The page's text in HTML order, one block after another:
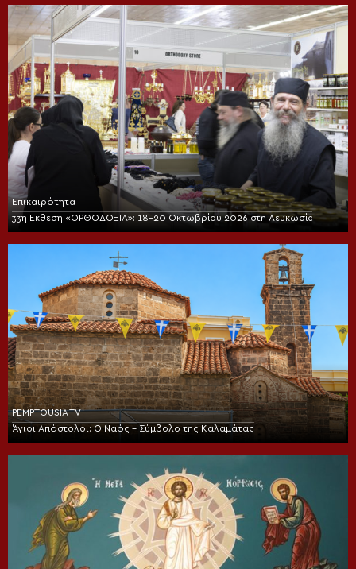
Επικαιρότητα
33η Έκθεση «ΟΡΘΟΔΟΞΙΑ»: 18-20 Οκτωβρίου 2026 στη Λευκωσία
PEMPTOUSIA TV
Άγιοι Απόστολοι: Ο Ναός – Σύμβολο της Καλαμάτας